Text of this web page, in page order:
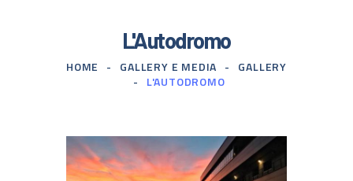
L’AUTODROMO
CORSI GUIDA SICURA
SERVIZI PER AGENZIE
GALLERY E MEDIA
L'Autodromo
HOME GALLERY E MEDIA
GALLERY
L'AUTODROMO